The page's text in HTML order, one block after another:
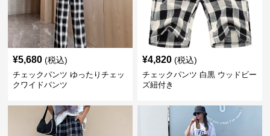
¥5,680 (税込)
チェックパンツ ゆったりチェッ
クワイドパンツ
¥4,820 (税込)
チェックパンツ 白黒 ウッドビー
ズ紐付き